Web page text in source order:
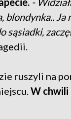
blondynka.. Ja
sąsiadki,
ruszyli na
W chwili